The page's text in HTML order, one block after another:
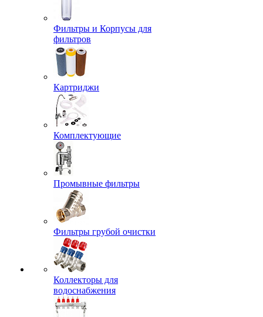
Фильтры и Корпусы для
фильтров
Картриджи
Комплектующие
Промывные фильтры
Фильтры грубой очистки
Коллекторы для
водоснабжения